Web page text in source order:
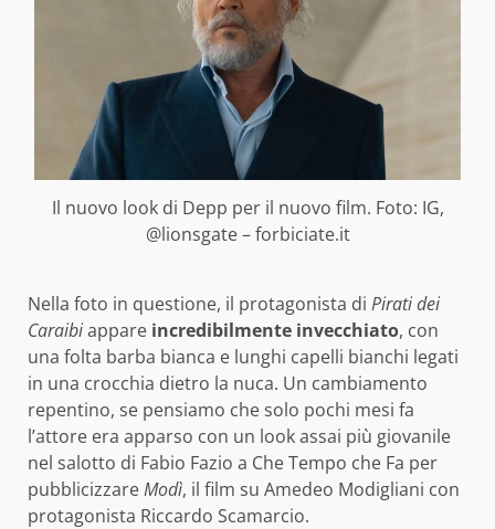
Il nuovo look di Depp per il nuovo film. Foto: IG,
@lionsgate – forbiciate.it
Nella foto in questione, il protagonista di Pirati dei
Caraibiappare incredibilmente invecchiato, con
una folta barba bianca e lunghi capelli bianchi legati
in una crocchia dietro la nuca. Un cambiamento
repentino, se pensiamo che solo pochi mesi fa
l’attore era apparso con un look assai più giovanile
nel salotto di Fabio Fazio a Che Tempo che Fa per
pubblicizzareModì, il film su Amedeo Modigliani con
protagonista Riccardo Scamarcio.